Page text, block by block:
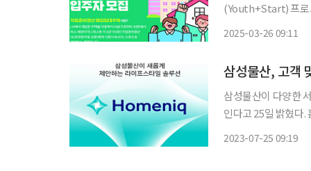
(Youth+Start) 프로그램‘
2025-03-26 09:11
삼성물산, 고객
삼성물산이 다양한
인다고 25일 밝혔다. 홈닉은 최근 디지털 트렌드를 반영해 한층 강화된 홈 IoT 기술을 적용하
2023-07-25 09:19